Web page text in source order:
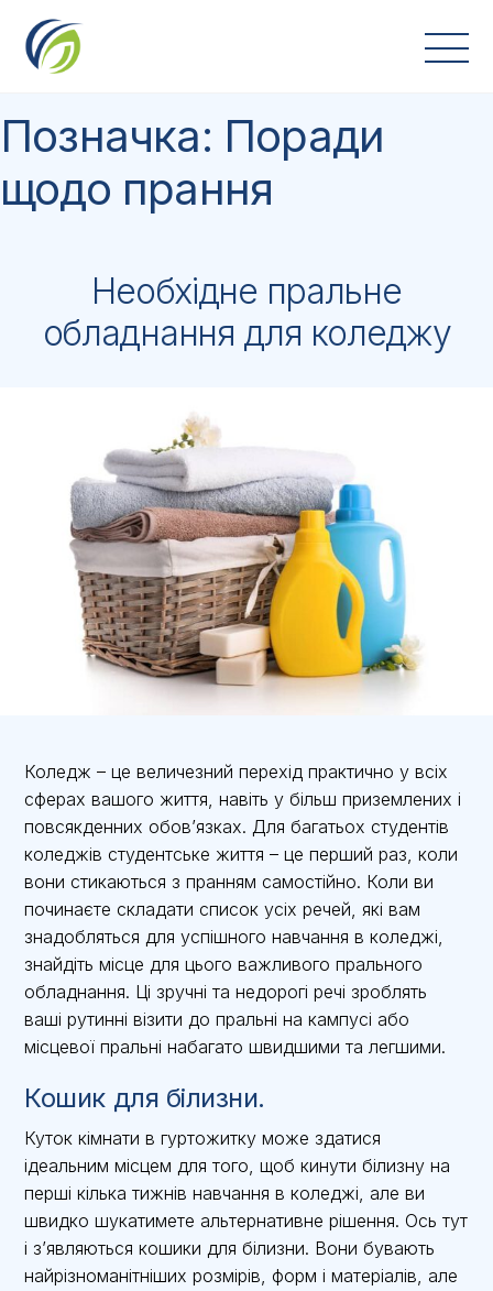
content
Позначка: Поради
щодо прання
Необхідне пральне
обладнання для коледжу
Коледж – це величезний перехід практично у всіх
сферах вашого життя, навіть у більш приземлених і
повсякденних обов’язках. Для багатьох студентів
коледжів студентське життя – це перший раз, коли
вони стикаються з пранням самостійно. Коли ви
починаєте складати список усіх речей, які вам
знадобляться для успішного навчання в коледжі,
знайдіть місце для цього важливого прального
обладнання. Ці зручні та недорогі речі зроблять
ваші рутинні візити до пральні на кампусі або
місцевої пральні набагато швидшими та легшими.
Кошик для білизни.
Куток кімнати в гуртожитку може здатися
ідеальним місцем для того, щоб кинути білизну на
перші кілька тижнів навчання в коледжі, але ви
швидко шукатимете альтернативне рішення. Ось тут
і з’являються кошики для білизни. Вони бувають
найрізноманітніших розмірів, форм і матеріалів, але